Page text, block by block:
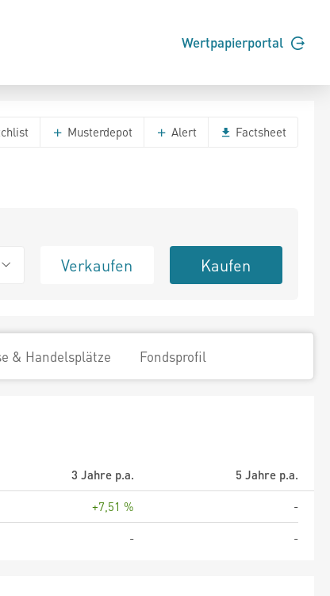
Wertpapierportal
Musterdepot Alert Factsheet
Verkaufen Kaufen
& Handelsplätze Fondsprofil
3 Jahre p.a.
5 Jahre p.a.
+7,51 %
-
- -